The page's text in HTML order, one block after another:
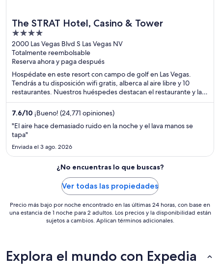
The STRAT Hotel, Casino & Tower
4
out
of
5
2000 Las Vegas Blvd S Las Vegas NV
Totalmente reembolsable
Reserva ahora y paga después
Hospédate en este resort con campo de golf en Las Vegas.
Tendrás a tu disposición wifi gratis, alberca al aire libre y 10
restaurantes. Nuestros huéspedes destacan el restaurante y la
limpieza de las habitaciones en sus opiniones. Estarás muy cerca
de atracciones como Torre Stratosphere y Hotel y casino Circus
Circus.
7.6/10 ¡Bueno! (24,771 opiniones)
"El aire hace demasiado ruido en la noche y el lava manos se
tapa"
Enviada el 3 ago. 2026
¿No encuentras lo que buscas?
Ver todas las propiedades
Precio más bajo por noche encontrado en las últimas 24 horas, con base en
una estancia de 1 noche para 2 adultos. Los precios y la disponibilidad están
sujetos a cambios. Aplican términos adicionales.
Explora el mundo con Expedia